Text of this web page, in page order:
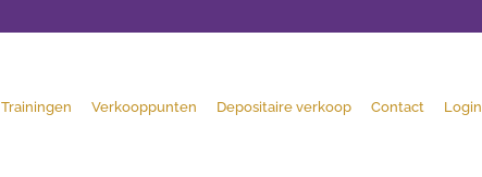
Trainingen Verkooppunten Depositaire verkoop Contact Login